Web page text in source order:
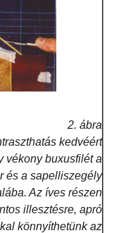
2. ábra
kedvéért
vékony buxusfilét a
és a sapelliszegély
Az íves részen
illesztésre, apró
könnyíthetünk az